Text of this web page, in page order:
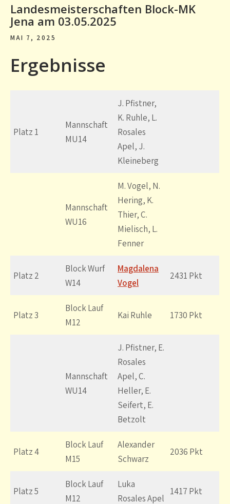
Landesmeisterschaften Block-MK
Jena am 03.05.2025
MAI 7, 2025
Ergebnisse
Platz 1
Mannschaft
MU14
J. Pfistner,
K. Ruhle, L.
Rosales
Apel, J.
Kleineberg
Mannschaft
WU16
M. Vogel, N.
Hering, K.
Thier, C.
Mielisch, L.
Fenner
Platz 2
Block Wurf
W14
Magdalena
Vogel
2431 Pkt
Platz 3
Block Lauf
M12
Kai Ruhle 1730 Pkt
Mannschaft
WU14
J. Pfistner, E.
Rosales
Apel, C.
Heller, E.
Seifert, E.
Betzolt
Platz 4
Block Lauf
M15
Alexander
Schwarz
2036 Pkt
Platz 5
Block Lauf
M12
Luka
Rosales Apel
1417 Pkt